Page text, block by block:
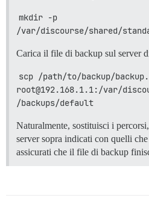
mkdir -p
/var/discourse/shared/
Carica il file di backup sul server
scp /path/to/backup/
root@192.168.1.1:/var/
/backups/default
Naturalmente, sostituisci i
server sopra indicati con quelli
assicurati che il file di backup